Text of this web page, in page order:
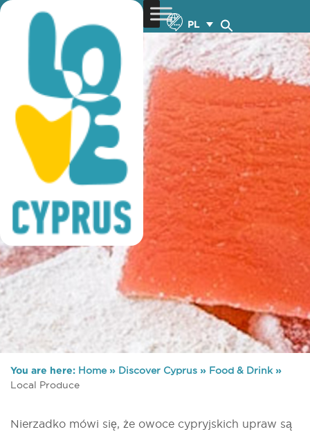
PL
lokalne produkty
You are here: Home» Discover Cyprus » Food & Drink»
Local Produce
Nierzadko mówi się, że owoce cypryjskich upraw są